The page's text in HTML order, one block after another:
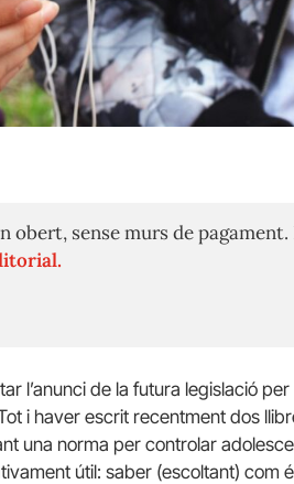
obert, sense murs de pagament.
l’anunci de la futura legislació
i haver escrit recentment dos
una norma per controlar
útil: saber (escoltant) com